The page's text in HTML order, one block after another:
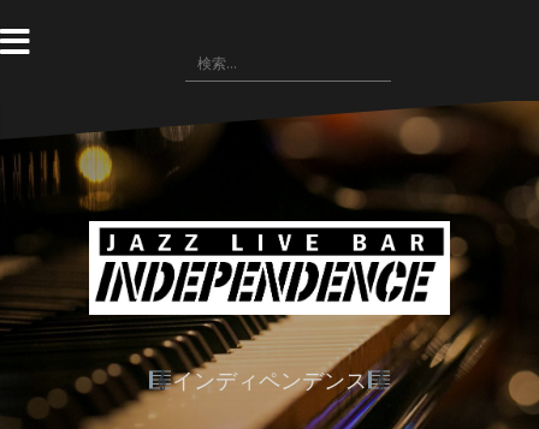
ン
テ
へ
ス
検
索:
インディペンデンス